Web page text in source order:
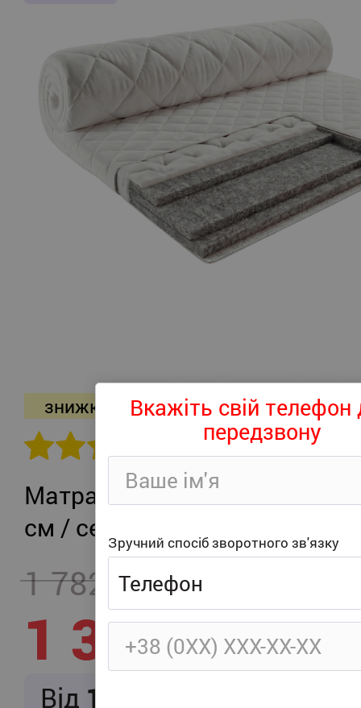
знижка -26%
302 відгуків
Матрац Persei Roll Air UP
см / середня жорсткість
1 782 - 457
1 325
Від 166
Вкажіть свій телефон
передзвону
Зручний спосіб зворотного зв'язку